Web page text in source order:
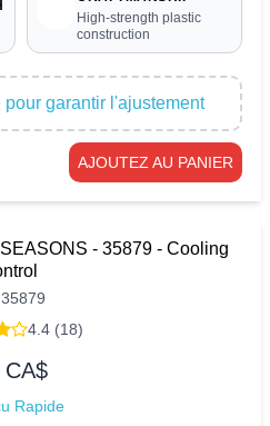
High-strength plastic
construction
garantir l'ajustement
AJOUTEZ AU PANIER
- 35879 - Cooling
35879
4.4 (18)
CA$
Rapide